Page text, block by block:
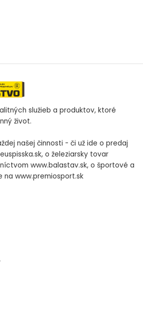
služieb a produktov, ktoré
život.
našej činnosti - či už ide o predaj
o železiarsky tovar
www.balastav.sk, o športové a
www.premiosport.sk